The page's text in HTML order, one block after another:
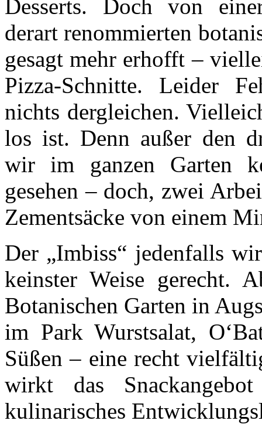
Desserts. Doch von
derart renommierten
gesagt mehr erhofft –
Pizza-Schnitte. Leider
nichts dergleichen.
los ist. Denn außer den
wir im ganzen Garten
gesehen – doch, zwei
Zementsäcke von einem
Der „Imbiss“ jedenfalls
keinster Weise gerecht.
Botanischen Garten in
im Park Wurstsalat,
Süßen – eine recht
wirkt das
kulinarisches